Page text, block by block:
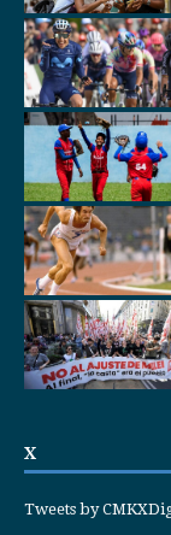
X
Tweets by